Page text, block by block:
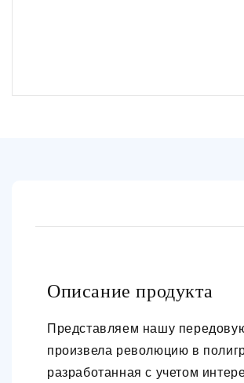
Описание продукта
Представляем нашу
произвела революцию в
разработанная с учетом